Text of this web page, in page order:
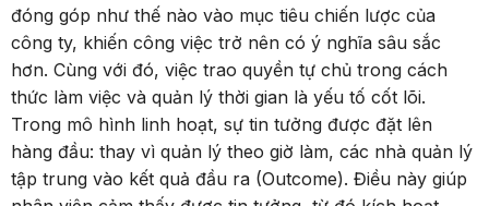
đóng góp như thế nào vào mục tiêu chiến lược của
công ty, khiến công việc trở nên có ý nghĩa sâu sắc
hơn. Cùng với đó, việc trao quyền tự chủ trong cách
thức làm việc và quản lý thời gian là yếu tố cốt lõi.
Trong mô hình linh hoạt, sự tin tưởng được đặt lên
hàng đầu: thay vì quản lý theo giờ làm, các nhà quản lý
tập trung vào kết quả đầu ra (Outcome). Điều này giúp